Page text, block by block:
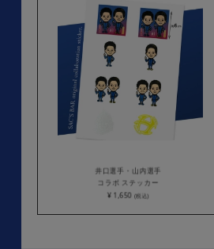
井口選手・山内選手
コラボ ステッカー
¥ 1,650 (税込)